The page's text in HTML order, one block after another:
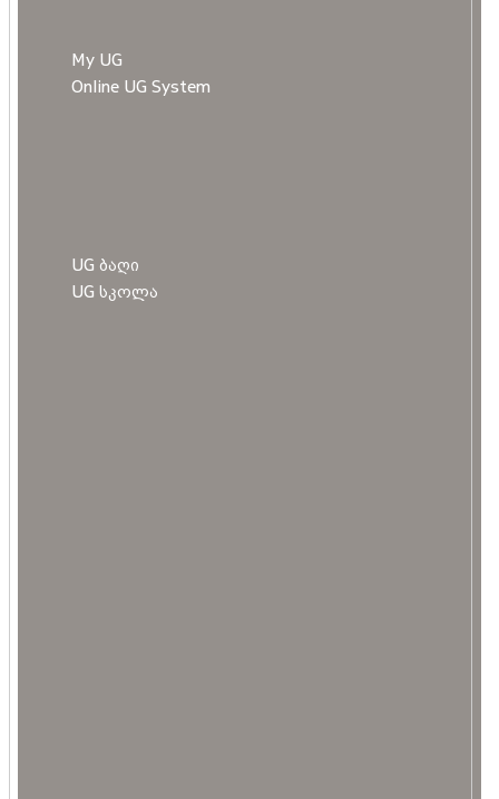
My UG
Online UG System
UG ბაღი
UG სკოლა